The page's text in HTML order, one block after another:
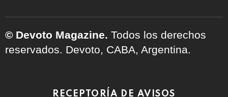
© Devoto Magazine. Todos los derechos
reservados. Devoto, CABA, Argentina.
RECEPTORÍA DE AVISOS